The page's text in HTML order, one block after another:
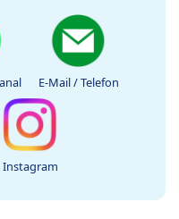
E-Mail / Telefon
Instagram